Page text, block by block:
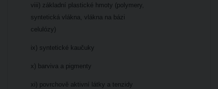
viii) základní plastické hmoty (polymery,
syntetická vlákna, vlákna na bázi
celulózy)
ix) syntetické kaučuky
x) barviva a pigmenty
xi) povrchově aktivní látky a tenzidy